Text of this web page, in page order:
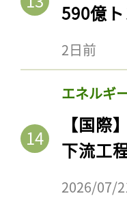
590億
2日前
エネルギ
【国
下流工
2026/07/